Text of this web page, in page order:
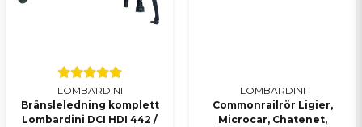
LOMBARDINI
Bränsleledning komplett
Lombardini DCI HDI 442 /
LOMBARDINI
Commonrailrör Ligier,
Microcar, Chatenet,